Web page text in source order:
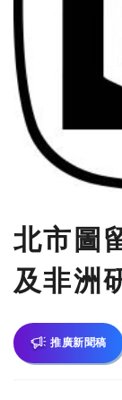
北市圖
及非洲
推廣新聞稿